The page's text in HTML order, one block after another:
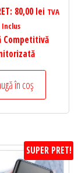
80,00 lei TVA
Inclus
Competitivă
în coș
SUPER PRET!